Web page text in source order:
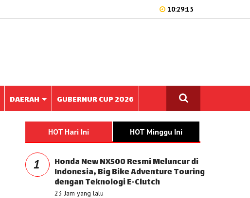
10:29:15
DAERAH GUBERNUR CUP 2026
HOT Hari Ini HOT Minggu Ini
1 Honda New NX500 Resmi Meluncur di
Indonesia, Big Bike Adventure Touring
dengan Teknologi E-Clutch
23 Jam yang lalu